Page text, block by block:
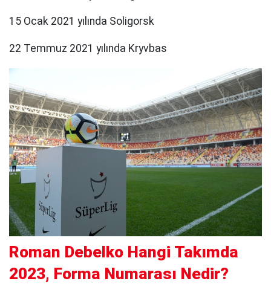
15 Ocak 2021 yılında Soligorsk
22 Temmuz 2021 yılında Kryvbas
Roman Debelko Hangi Takımda
2023, Forma Numarası Nedir?